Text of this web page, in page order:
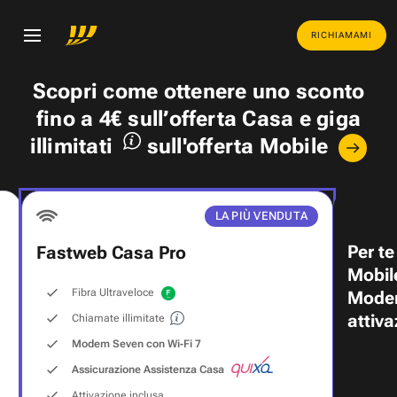
RICHIAMAMI
Scopri come ottenere uno sconto
fino a 4€ sull’offerta Casa egiga
illimitati
sull'offerta Mobile
LA PIÙ VENDUTA
Fastweb Casa Pro
Fibra Ultraveloce
Chiamate illimitate
Modem Seven con Wi‑Fi 7
Assicurazione Assistenza Casa
Per